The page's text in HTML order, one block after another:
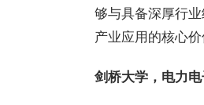
够与具备深厚行
产业应用的核心价
剑桥大学，电力